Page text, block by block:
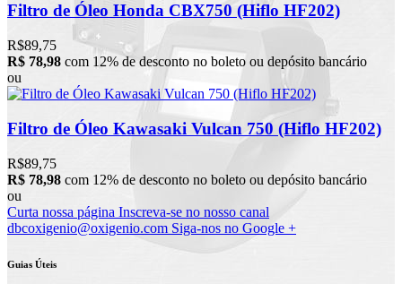
Filtro de Óleo Honda CBX750 (Hiflo HF202)
R$89,75
R$ 78,98 com 12% de desconto no boleto ou depósito bancário
ou
Filtro de Óleo Kawasaki Vulcan 750 (Hiflo HF202)
R$89,75
R$ 78,98 com 12% de desconto no boleto ou depósito bancário
ou
Curta nossa página Inscreva-se no nosso canal
dbcoxigenio@oxigenio.com Siga-nos no Google +
Guias Úteis